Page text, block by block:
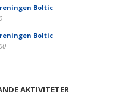
Boltic
Boltic
AKTIVITETER